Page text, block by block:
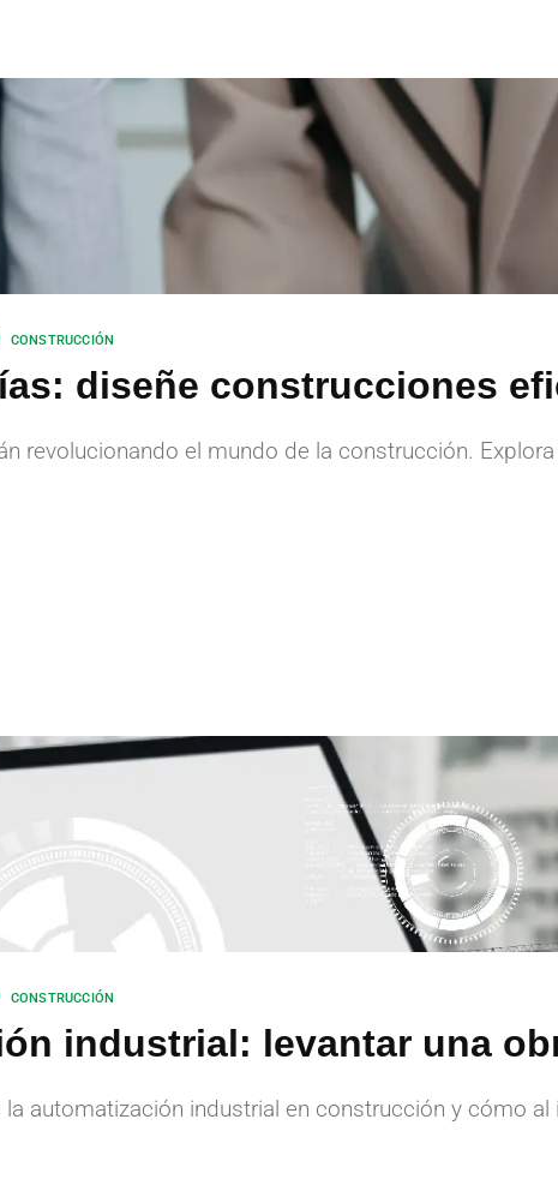
CONSTRUCCIÓN
diseñe construcciones
revolucionando el mundo de la construcción.
CONSTRUCCIÓN
industrial: levantar una
automatización industrial en construcción y cómo